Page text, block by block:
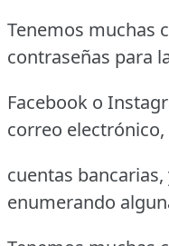
Tenemos muchas
contraseñas para
Facebook o
correo
cuentas
enumerando